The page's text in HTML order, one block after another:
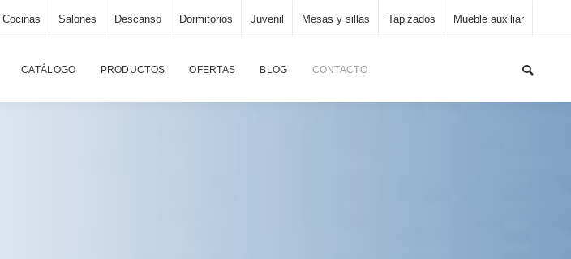
Cocinas Salones Descanso Dormitorios Juvenil Mesas y sillas Tapizados Mueble auxiliar
CATÁLOGO PRODUCTOS OFERTAS BLOG CONTACTO